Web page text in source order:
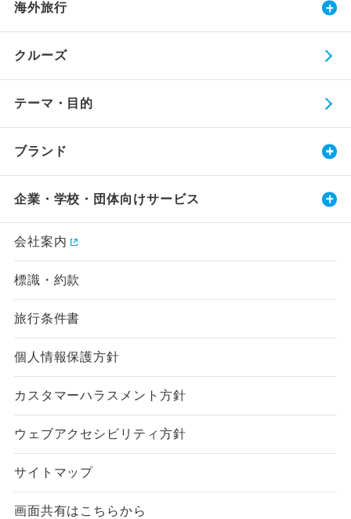
海外旅行
クルーズ
テーマ・目的
ブランド
企業・学校・団体向けサービス
会社案内
標識・約款
旅行条件書
個人情報保護方針
カスタマーハラスメント方針
ウェブアクセシビリティ方針
サイトマップ
画面共有はこちらから